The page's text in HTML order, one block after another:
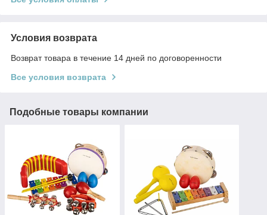
Условия возврата
Возврат товара в течение 14 дней по договоренности
Все условия возврата
Подобные товары компании